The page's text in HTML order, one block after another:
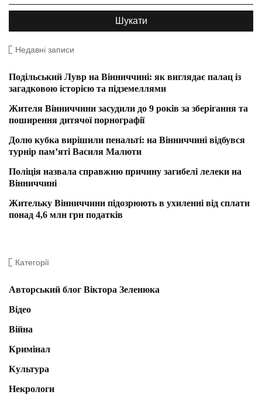
Недавні записи
Подільський Лувр на Вінниччині: як виглядає палац із
загадковою історією та підземеллями
Жителя Вінниччини засудили до 9 років за зберігання та
поширення дитячої порнографії
Долю кубка вирішили пенальті: на Вінниччині відбувся
турнір пам’яті Василя Малюти
Поліція назвала справжню причину загибелі лелеки на
Вінниччині
Жительку Вінниччини підозрюють в ухиленні від сплати
понад 4,6 млн грн податків
Категорії
Авторський блог Віктора Зеленюка
Відео
Війна
Кримінал
Культура
Некрологи